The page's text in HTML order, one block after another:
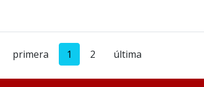
primera 1 2 última